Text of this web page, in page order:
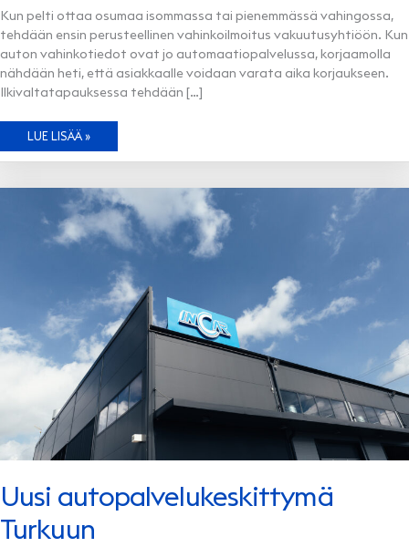
Kun pelti ottaa osumaa isommassa tai pienemmässä vahingossa,
tehdään ensin perusteellinen vahinkoilmoitus vakuutusyhtiöön. Kun
auton vahinkotiedot ovat jo automaatiopalvelussa, korjaamolla
nähdään heti, että asiakkaalle voidaan varata aika korjaukseen.
Ilkivaltatapauksessa tehdään […]
MITÄ
TAPAHTUU?
LUE LISÄÄ »
Uusi autopalvelukeskittymä
Turkuun